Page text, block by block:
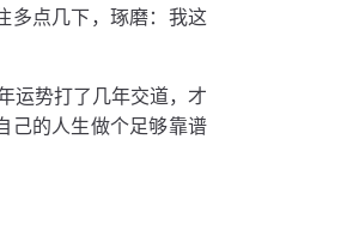
多点几下，琢磨：我这
运势打了几年交道，才
己的人生做个足够靠谱